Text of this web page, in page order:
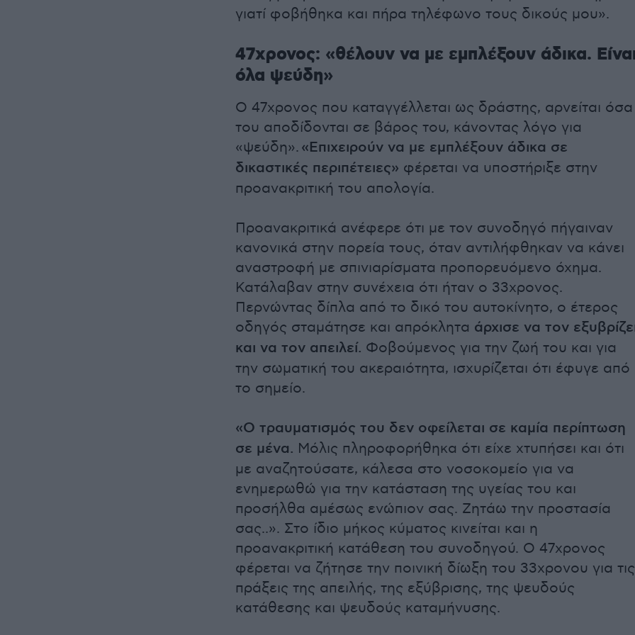
γιατί φοβήθηκα και πήρα τηλέφωνο τους δικούς μου».
47χρονος: «θέλουν να με εμπλέξουν άδικα.
όλα ψεύδη»
Ο 47χρονος που καταγγέλλεται ως δράστης, αρνείται όσα
του αποδίδονται σε βάρος του, κάνοντας λόγο για
«ψεύδη». «Επιχειρούν να με εμπλέξουν άδικα σε
δικαστικές περιπέτειες» φέρεται να υποστήριξε στην
προανακριτική του απολογία.
Προανακριτικά ανέφερε ότι με τον συνοδηγό πήγαιναν
κανονικά στην πορεία τους, όταν αντιλήφθηκαν να κάνει
αναστροφή με σπινιαρίσματα προπορευόμενο όχημα.
Κατάλαβαν στην συνέχεια ότι ήταν ο 33χρονος.
Περνώντας δίπλα από το δικό του αυτοκίνητο, ο έτερος
οδηγός σταμάτησε και απρόκλητα άρχισε να τον
και να τον απειλεί. Φοβούμενος για την ζωή του και για
την σωματική του ακεραιότητα, ισχυρίζεται ότι έφυγε από
το σημείο.
«Ο τραυματισμός του δεν οφείλεται σε καμία περίπτωση
σε μένα. Μόλις πληροφορήθηκα ότι είχε χτυπήσει και ότι
με αναζητούσατε, κάλεσα στο νοσοκομείο για να
ενημερωθώ για την κατάσταση της υγείας του και
προσήλθα αμέσως ενώπιον σας. Ζητάω την προστασία
σας..». Στο ίδιο μήκος κύματος κινείται και η
προανακριτική κατάθεση του συνοδηγού. Ο 47χρονος
φέρεται να ζήτησε την ποινική δίωξη του 33χρονου για τις
πράξεις της απειλής, της εξύβρισης, της ψευδούς
κατάθεσης και ψευδούς καταμήνυσης.